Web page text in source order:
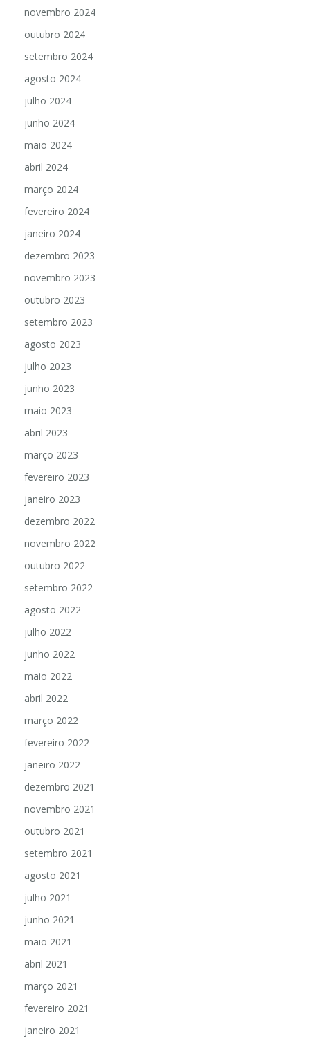
novembro 2024
outubro 2024
setembro 2024
agosto 2024
julho 2024
junho 2024
maio 2024
abril 2024
março 2024
fevereiro 2024
janeiro 2024
dezembro 2023
novembro 2023
outubro 2023
setembro 2023
agosto 2023
julho 2023
junho 2023
maio 2023
abril 2023
março 2023
fevereiro 2023
janeiro 2023
dezembro 2022
novembro 2022
outubro 2022
setembro 2022
agosto 2022
julho 2022
junho 2022
maio 2022
abril 2022
março 2022
fevereiro 2022
janeiro 2022
dezembro 2021
novembro 2021
outubro 2021
setembro 2021
agosto 2021
julho 2021
junho 2021
maio 2021
abril 2021
março 2021
fevereiro 2021
janeiro 2021